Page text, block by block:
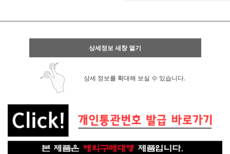
상세정보 새창 열기
상세 정보를 확대해 보실 수 있습니다.